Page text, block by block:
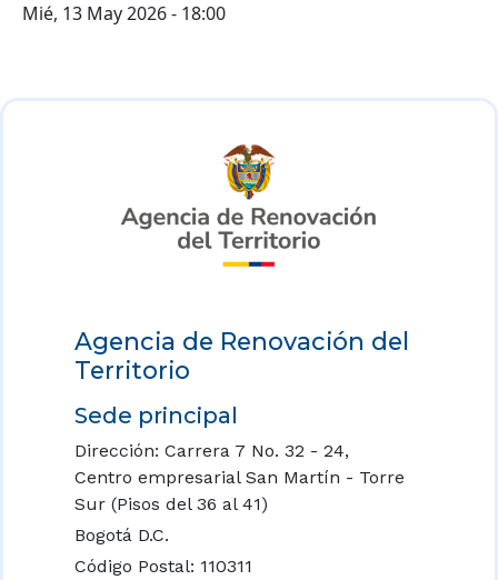
Mié, 13 May 2026 - 18:00
Agencia de Renovación del
Territorio
Sede principal
Dirección: Carrera 7 No. 32 - 24,
Centro empresarial San Martín - Torre
Sur (Pisos del 36 al 41)
Bogotá D.C.
Código Postal: 110311